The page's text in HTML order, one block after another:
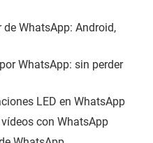
WhatsApp: Android,
WhatsApp: sin perder
LED en WhatsApp
con WhatsApp